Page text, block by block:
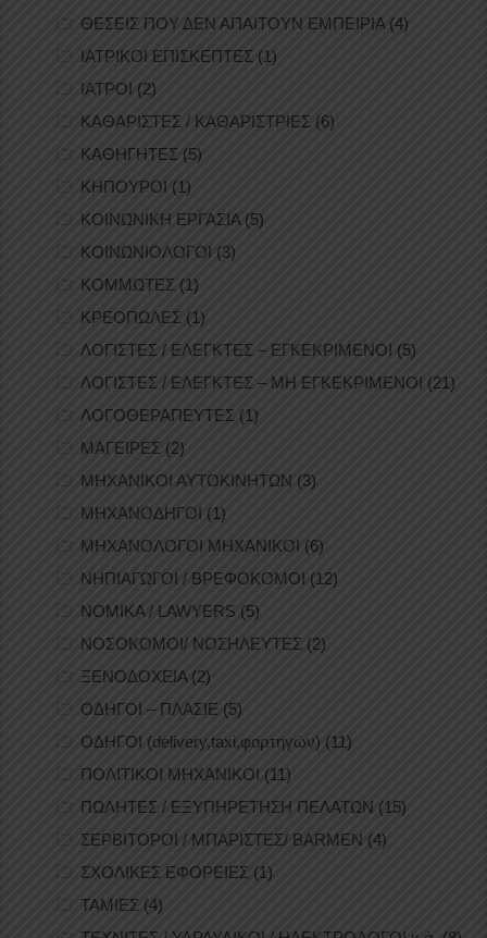
ΘΕΣΕΙΣ ΠΟΥ ΔΕΝ ΑΠΑΙΤΟΥΝ ΕΜΠΕΙΡΙΑ(4)
ΙΑΤΡΙΚΟΙ ΕΠΙΣΚΕΠΤΕΣ (1)
ΙΑΤΡΟΙ (2)
ΚΑΘΑΡΙΣΤΕΣ / ΚΑΘΑΡΙΣΤΡΙΕΣ (6)
ΚΑΘΗΓΗΤΕΣ (5)
ΚΗΠΟΥΡΟΙ (1)
ΚΟΙΝΩΝΙΚΗ ΕΡΓΑΣΙΑ(5)
ΚΟΙΝΩΝΙΟΛΟΓΟΙ (3)
ΚΟΜΜΩΤΕΣ (1)
ΚΡΕΟΠΩΛΕΣ (1)
ΛΟΓΙΣΤΕΣ / ΕΛΕΓΚΤΕΣ – ΕΓΚΕΚΡΙΜΕΝΟΙ (5)
ΛΟΓΙΣΤΕΣ / ΕΛΕΓΚΤΕΣ – ΜΗ ΕΓΚΕΚΡΙΜΕΝΟΙ (21)
ΛΟΓΟΘΕΡΑΠΕΥΤΕΣ (1)
ΜΑΓΕΙΡΕΣ (2)
ΜΗΧΑΝΙΚΟΙ ΑΥΤΟΚΙΝΗΤΩΝ (3)
ΜΗΧΑΝΟΔΗΓΟΙ (1)
ΜΗΧΑΝΟΛΟΓΟΙ ΜΗΧΑΝΙΚΟΙ (6)
ΝΗΠΙΑΓΩΓΟΙ / ΒΡΕΦΟΚΟΜΟΙ (12)
ΝΟΜΙΚΑ / LAWYERS (5)
ΝΟΣΟΚΟΜΟΙ/ ΝΟΣΗΛΕΥΤΕΣ (2)
ΞΕΝΟΔΟΧΕΙΑ(2)
ΟΔΗΓΟΙ – ΠΛΑΣΙΕ (5)
ΟΔΗΓΟΙ (delivery,taxi,φορτηγών) (11)
ΠΟΛΙΤΙΚΟΙ ΜΗΧΑΝΙΚΟΙ (11)
ΠΩΛΗΤΕΣ / ΕΞΥΠΗΡΕΤΗΣΗ ΠΕΛΑΤΩΝ (15)
ΣΕΡΒΙΤΟΡΟΙ / ΜΠΑΡΙΣΤΕΣ/ BARMEN (4)
ΣΧΟΛΙΚΕΣ ΕΦΟΡΕΙΕΣ (1)
ΤΑΜΙΕΣ (4)